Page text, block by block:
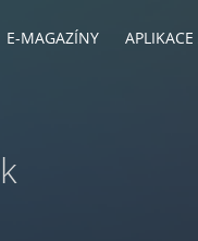
E-MAGAZÍNY